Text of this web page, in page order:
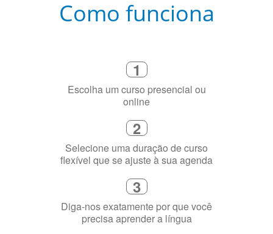
Como funciona
1
Escolha um curso presencial ou
online
2
Selecione uma duração de curso
flexível que se ajuste à sua agenda